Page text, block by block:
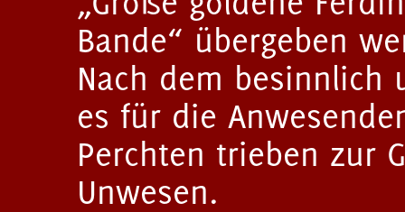
Bande“ übergeben
Nach dem besinnlich
es für die
Perchten trieben zur
Unwesen.